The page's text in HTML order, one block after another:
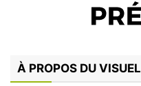
À PROPOS DU VISUEL